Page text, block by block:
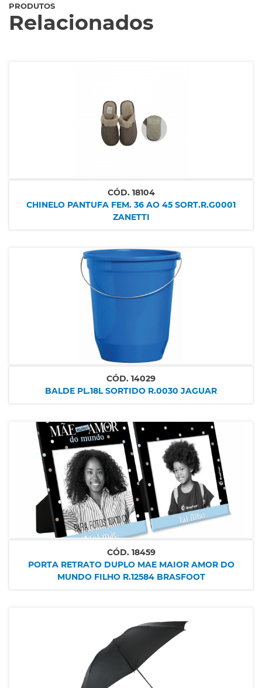
PRODUTOS
Relacionados
CÓD. 18104
CHINELO PANTUFA FEM. 36 AO 45 SORT.R.G0001
ZANETTI
CÓD. 14029
BALDE PL.18L SORTIDO R.0030 JAGUAR
CÓD. 18459
PORTA RETRATO DUPLO MAE MAIOR AMOR DO
MUNDO FILHO R.12584 BRASFOOT